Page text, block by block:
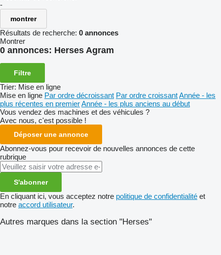
-
montrer
Résultats de recherche: 0 annonces
Montrer
0 annonces: Herses Agram
Filtre
Trier: Mise en ligne
Mise en ligne Par ordre décroissant Par ordre croissantAnnée - les
plus récentes en premierAnnée - les plus anciens au début
Vous vendez des machines et des véhicules ?
Avec nous, c'est possible !
Déposer une annonce
Abonnez-vous pour recevoir de nouvelles annonces de cette
rubrique
S'abonner
En cliquant ici, vous acceptez notre politique de confidentialité et
notre accord utilisateur.
Autres marques dans la section "Herses"